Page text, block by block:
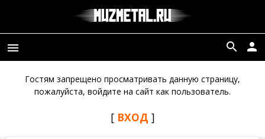
menu person
search
Гостям запрещено просматривать данную страницу,
пожалуйста, войдите на сайт как пользователь.
[ ВХОД ]